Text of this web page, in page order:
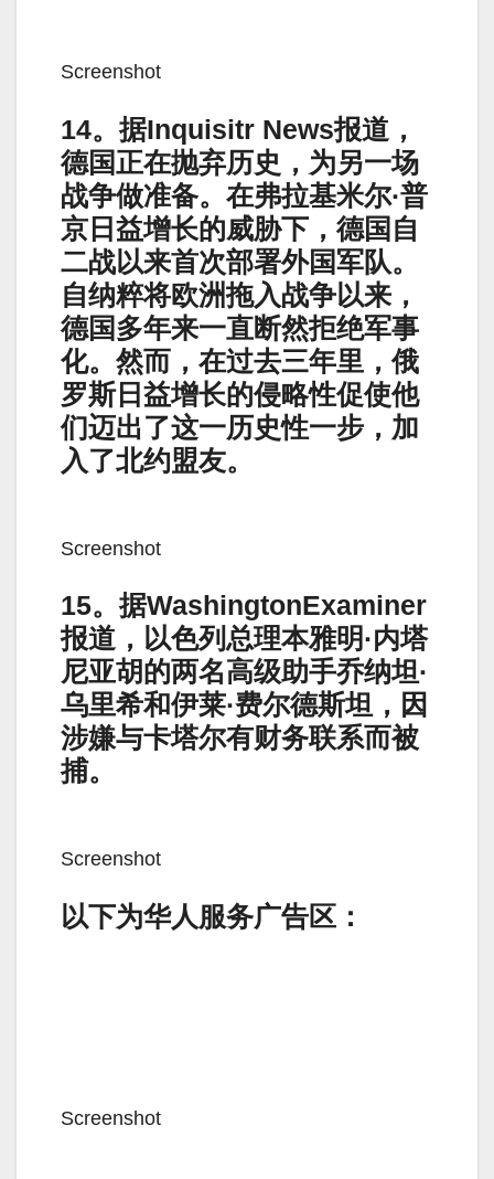
Screenshot
14。据Inquisitr News报道，
德国正在抛弃历史，为另一场
战争做准备。在弗拉基米尔·普
京日益增长的威胁下，德国自
二战以来首次部署外国军队。
自纳粹将欧洲拖入战争以来，
德国多年来一直断然拒绝军事
化。然而，在过去三年里，俄
罗斯日益增长的侵略性促使他
们迈出了这一历史性一步，加
入了北约盟友。
Screenshot
15。据WashingtonExaminer
报道，以色列总理本雅明·内塔
尼亚胡的两名高级助手乔纳坦·
乌里希和伊莱·费尔德斯坦，因
涉嫌与卡塔尔有财务联系而被
捕。
Screenshot
以下为华人服务广告区：
Screenshot